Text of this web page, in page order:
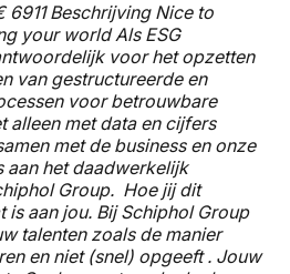
Beschrijving Nice to
your world Als ESG
voor het opzetten
van gestructureerde en
voor betrouwbare
alleen met data en cijfers
met de business en onze
aan het daadwerkelijk
Group. Hoe jij dit
is aan jou. Bij Schiphol Group
talenten zoals de manier
en niet (snel) opgeeft . Jouw